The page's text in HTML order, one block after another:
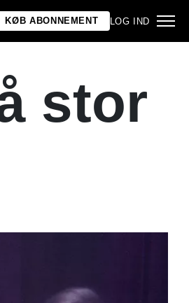
KØB ABONNEMENT LOG IND
stor